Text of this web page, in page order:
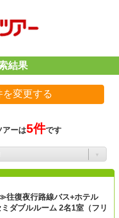
結果
変更する
アーは5件です
往復夜行路線バス+ホテル
ダブルルーム 2名1室（フリ